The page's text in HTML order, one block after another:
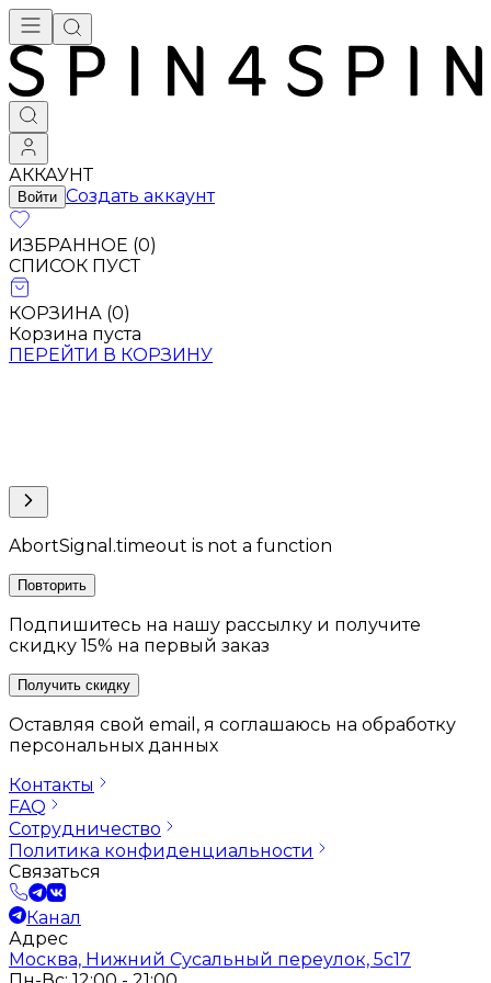
АККАУНТ
Войти Создать аккаунт
ИЗБРАННОЕ (0)
СПИСОК ПУСТ
КОРЗИНА (0)
Корзина пуста
ПЕРЕЙТИ В КОРЗИНУ
AbortSignal.timeout is not a function
Повторить
Подпишитесь на нашу рассылку и получите
скидку 15% на первый заказ
Получить скидку
Оставляя свой email, я соглашаюсь на обработку
персональных данных
Контакты
FAQ
Сотрудничество
Политика конфиденциальности
Связаться
Канал
Адрес
Москва, Нижний Сусальный переулок, 5с17